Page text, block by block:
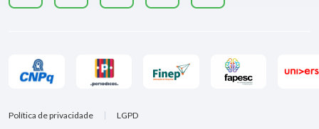
Política de privacidade LGPD